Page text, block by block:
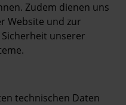
Zudem dienen uns
Website und zur
unserer
technischen Daten